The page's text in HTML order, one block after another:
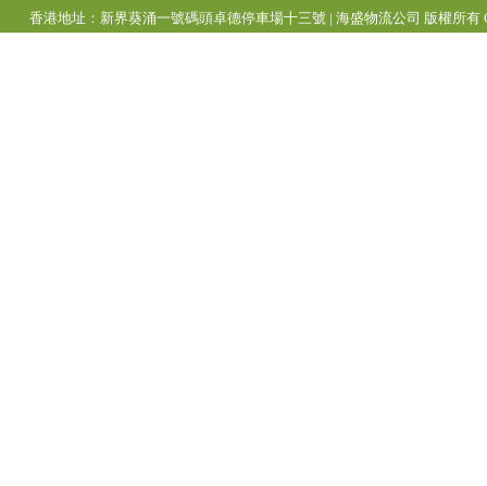
香港地址：新界葵涌一號碼頭卓德停車場十三號 | 海盛物流公司 版權所有